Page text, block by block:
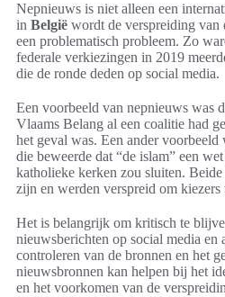
Nepnieuws is niet alleen een
in België wordt de verspreiding van
een problematisch probleem. Zo
federale verkiezingen in 2019
die de ronde deden op social media.
Een voorbeeld van nepnieuws was
Vlaams Belang al een coalitie had
het geval was. Een ander voorbeeld
die beweerde dat “de islam” een
katholieke kerken zou sluiten.
zijn en werden verspreid om kiezers
Het is belangrijk om kritisch te
nieuwsberichten op social media en
controleren van de bronnen en het
nieuwsbronnen kan helpen bij het
en het voorkomen van de